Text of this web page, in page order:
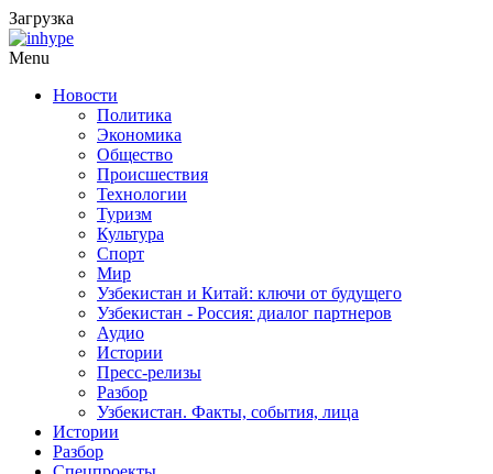
Загрузка
Menu
Новости
Политика
Экономика
Общество
Происшествия
Технологии
Туризм
Культура
Спорт
Мир
Узбекистан и Китай: ключи от будущего
Узбекистан - Россия: диалог партнеров
Аудио
Истории
Пресс-релизы
Разбор
Узбекистан. Факты, события, лица
Истории
Разбор